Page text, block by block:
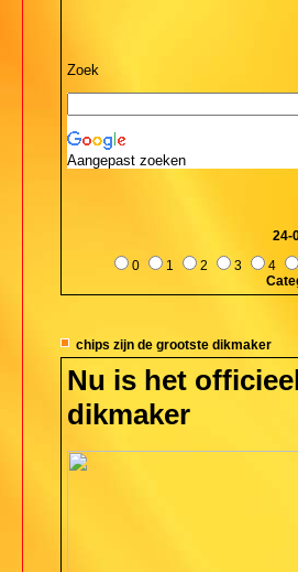
Zoek
Aangepast zoeken
24-
0
1 2 3
4
chips zijn de grootste dikmaker
Nu is het
dikmaker